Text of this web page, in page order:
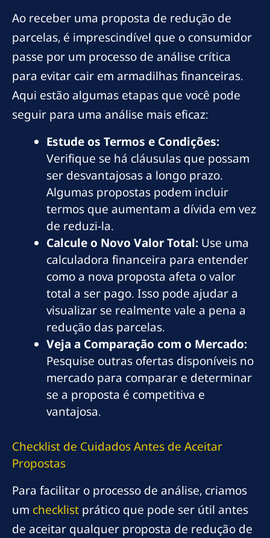
Ao receber uma proposta de redução de
parcelas, é imprescindível que o consumidor
passe por um processo de análise crítica
para evitar cair em armadilhas financeiras.
Aqui estão algumas etapas que você pode
seguir para uma análise mais eficaz:
Estude os Termos e Condições:
Verifique se há cláusulas que possam
ser desvantajosas a longo prazo.
Algumas propostas podem incluir
termos que aumentam a dívida em vez
de reduzi-la.
Calcule o Novo Valor Total: Use uma
calculadora financeira para entender
como a nova proposta afeta o valor
total a ser pago. Isso pode ajudar a
visualizar se realmente vale a pena a
redução das parcelas.
Veja a Comparação com o Mercado:
Pesquise outras ofertas disponíveis no
mercado para comparar e determinar
se a proposta é competitiva e
vantajosa.
Checklist de Cuidados Antes de Aceitar
Propostas
Para facilitar o processo de análise, criamos
um checklist prático que pode ser útil antes
de aceitar qualquer proposta de redução de